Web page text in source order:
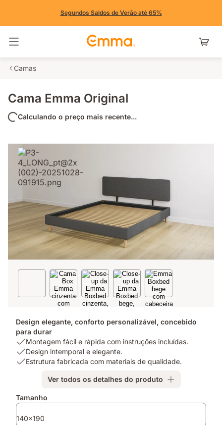
Segundos Saldos de Verão até 65%
Camas
Cama Emma Original
Calculando o preço mais recente...
Design elegante, conforto personalizável, concebido
para durar
USP
1:
Montagem
com
incluídas.
Montagem fácil e rápida com instruções incluídas.
USP
2:
intemporal
elegante.
Design intemporal e elegante.
USP
com
de
Estrutura fabricada com materiais de qualidade.
Ver todos os detalhes do produto
Complementos
Tamanho
140x190